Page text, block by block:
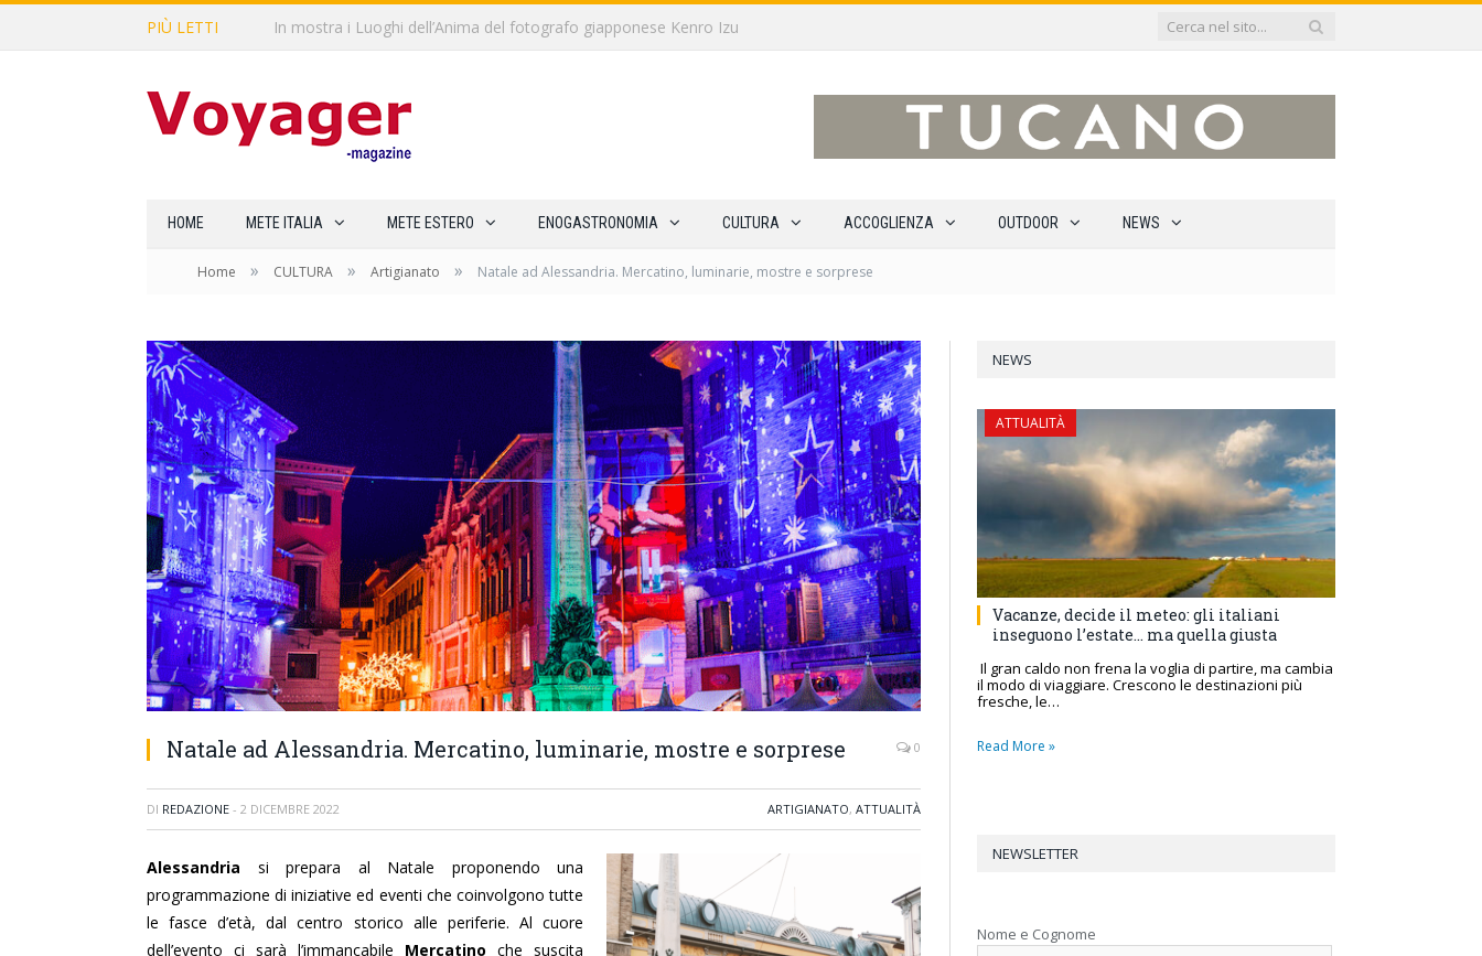
PIÙ LETTI L’Oltrepò pavese si valorizza attraverso 15 percorsi enoturistici
HOME METE ITALIA METE ESTERO ENOGASTRONOMIA CULTURA ACCOGLIENZA OUTDOOR NEWS
Home » CULTURA » Artigianato » Natale ad Alessandria. Mercatino, luminarie, mostre e sorprese
Natale ad Alessandria. Mercatino, luminarie, mostre e sorprese 0
DI REDAZIONE - 2 DICEMBRE 2022 ARTIGIANATO, ATTUALITÀ
Alessandria si prepara al Natale proponendo una
programmazione di iniziative ed eventi che coinvolgono tutte
le fasce d’età, dal centro storico alle periferie. Al cuore
dell’evento ci sarà l’immancabile Mercatino che suscita
NEWS
ATTUALITÀ
Vacanze, decide il meteo: gli italiani
inseguono l’estate… ma quella giusta
Il gran caldo non frena la voglia di partire, ma cambia
il modo di viaggiare. Crescono le destinazioni più
fresche, le…
Read More »
NEWSLETTER
Nome e Cognome